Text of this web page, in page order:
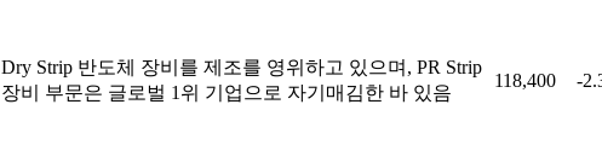
Dry Strip 반도체 장비를 제조를 영위하고 있으며, PR Strip
장비 부문은 글로벌 1위 기업으로 자기매김한 바 있음
118,400 -